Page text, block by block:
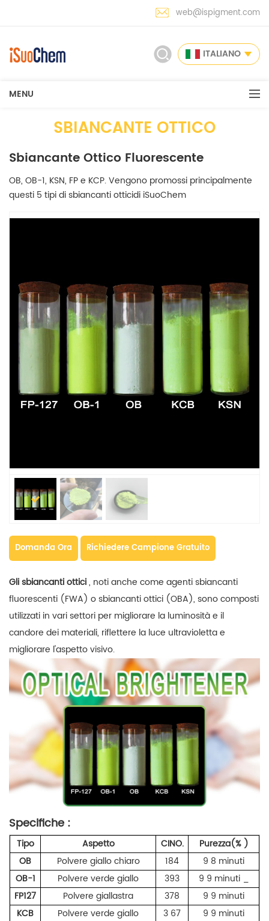
web@ispigment.com
ITALIANO
MENU
SBIANCANTE OTTICO
Sbiancante Ottico Fluorescente
OB, OB-1, KSN, FP e KCP. Vengono promossi principalmente
questi 5 tipi di sbiancanti otticidi iSuoChem
Domanda Ora Richiedere Campione Gratuito
Gli sbiancanti ottici, noti anche come agenti sbiancanti
fluorescenti (FWA) o sbiancanti ottici (OBA), sono composti
utilizzati in vari settori per migliorare la luminosità e il
candore dei materiali, riflettere la luce ultravioletta e
migliorare l'aspetto visivo.
Specifiche :
Tipo Aspetto CINO. Purezza(% )
OB
Polvere giallo chiaro 184 9 8 minuti
OB-1
Polvere verde giallo 393 9 9 minuti _
FP127
Polvere giallastra 378 9 9 minuti
KCB
Polvere verde giallo 3 67 9 9 minuti